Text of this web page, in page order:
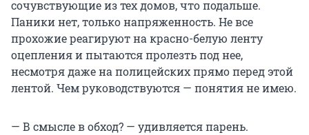
сочувствующие из тех домов, что подальше.
Паники нет, только напряженность. Не все
прохожие реагируют на красно-белую ленту
оцепления и пытаются пролезть под нее,
несмотря даже на полицейских прямо перед этой
лентой. Чем руководствуются — понятия не имею.
— В смысле в обход? — удивляется парень.